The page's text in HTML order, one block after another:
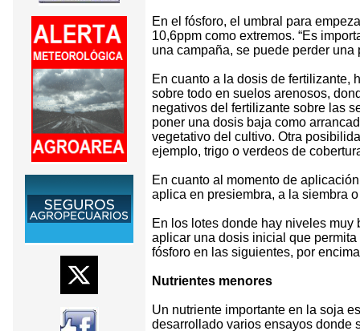
En el fósforo, el umbral para
10,6ppm como extremos. “Es
una campaña, se puede perder una
En cuanto a la dosis de fertilizante,
sobre todo en suelos arenosos,
negativos del fertilizante sobre las
poner una dosis baja como
vegetativo del cultivo. Otra
ejemplo, trigo o verdeos de
En cuanto al momento de
aplica en presiembra, a la siembra
En los lotes donde hay niveles
aplicar una dosis inicial que
fósforo en las siguientes, por
Nutrientes menores
Un nutriente importante en la soja
desarrollado varios ensayos donde